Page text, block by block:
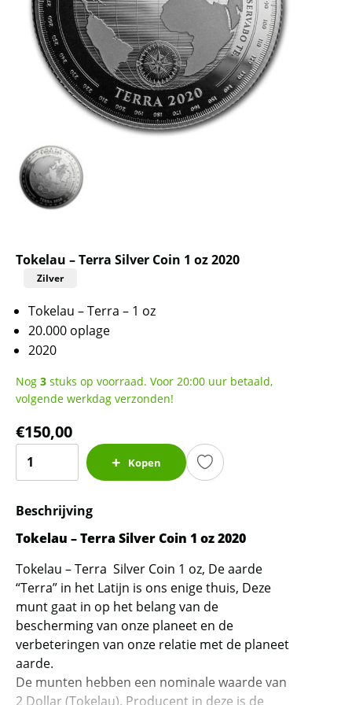
Tokelau – Terra Silver Coin 1 oz 2020
Zilver
Tokelau – Terra – 1 oz
20.000 oplage
2020
Nog 3 stuks op voorraad. Voor 20:00 uur betaald,
volgende werkdag verzonden!
€150,00
Silver
Coin
oz
2020
aantal
Kopen
Beschrijving
Tokelau – Terra Silver Coin 1 oz 2020
Tokelau – Terra Silver Coin 1 oz, De aarde
“Terra” in het Latijn is ons enige thuis, Deze
munt gaat in op het belang van de
bescherming van onze planeet en de
verbeteringen van onze relatie met de planeet
aarde.
De munten hebben een nominale waarde van
2 Dollar (Tokelau). Producent in deze is de